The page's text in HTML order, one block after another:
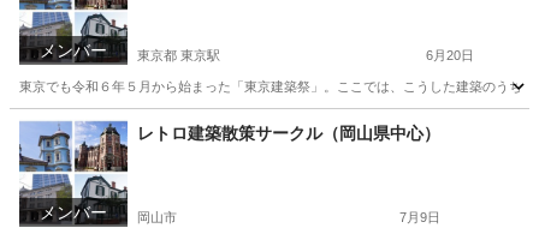
メンバー 東京都 東京駅 6月20日
東京でも令和６年５月から始まった「東京建築祭」。ここでは、こうした建築のうち
東京 千代田区 東京駅 その他
メンバー
レトロ建築散策サークル（岡山県中心）
岡山市 7月9日